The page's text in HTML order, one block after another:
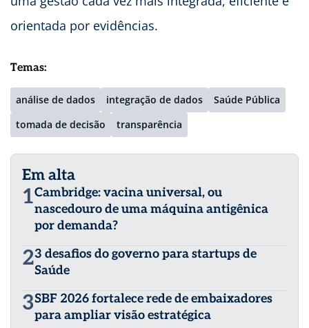
orientada por evidências.
Temas:
análise de dados integração de dados
Saúde Pública
tomada de decisão
transparência
Em alta
1Cambridge: vacina universal, ou
nascedouro de uma máquina antigênica
por demanda?
23 desafios do governo para startups de
Saúde
3SBF 2026 fortalece rede de embaixadores
para ampliar visão estratégica